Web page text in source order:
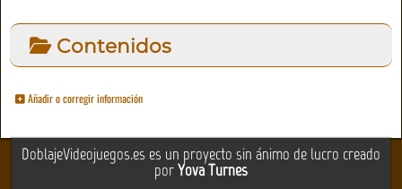
Contenidos
Añadir o corregir información
DoblajeVideojuegos.es es un proyecto sin ánimo de lucro creado
porYova Turnes